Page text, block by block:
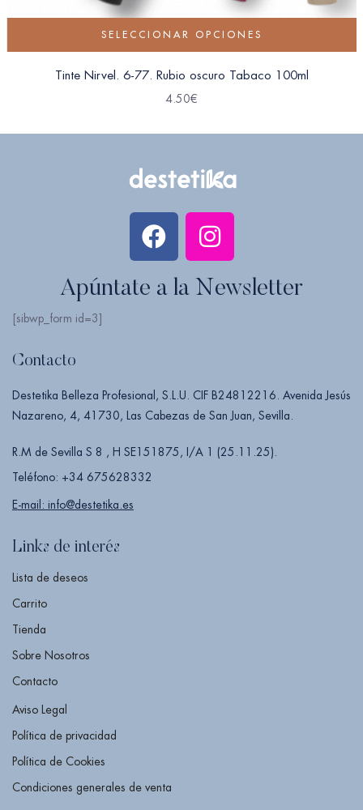
SELECCIONAR OPCIONES
Tinte Nirvel. 6-77. Rubio oscuro Tabaco 100ml
4.50€
Apúntate a la Newsletter
[sibwp_form id=3]
Contacto
Destetika Belleza Profesional, S.L.U. CIF B24812216. Avenida Jesús
Nazareno, 4, 41730, Las Cabezas de San Juan, Sevilla.
R.M de Sevilla S 8 , H SE151875, I/A 1 (25.11.25).
Teléfono: +34 675628332
E-mail: info@destetika.es
Links de interés
Lista de deseos
Carrito
Tienda
Sobre Nosotros
Contacto
Aviso Legal
Política de privacidad
Política de Cookies
Condiciones generales de venta